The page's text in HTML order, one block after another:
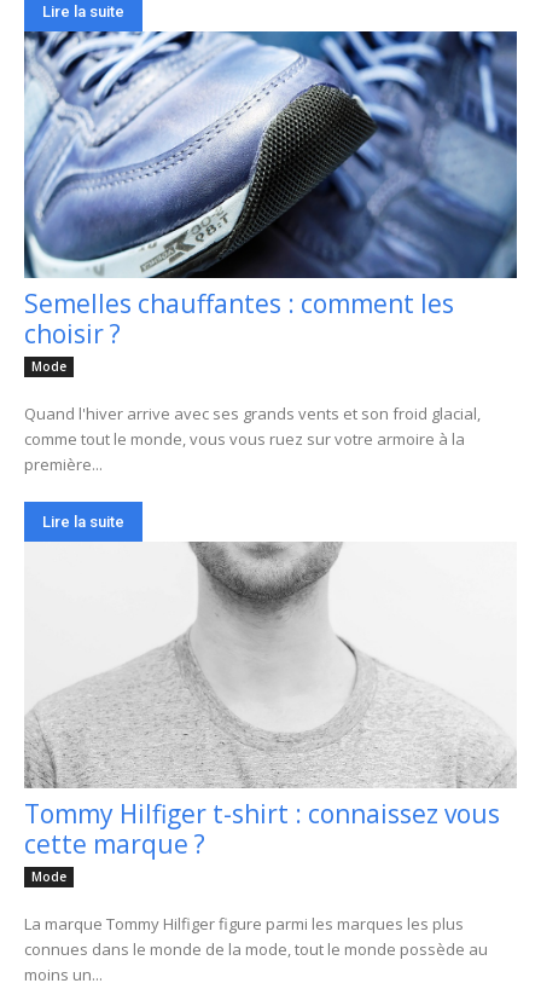
Lire la suite
Semelles chauffantes : comment les
choisir ?
Mode
Quand l'hiver arrive avec ses grands vents et son froid glacial,
comme tout le monde, vous vous ruez sur votre armoire à la
première...
Lire la suite
Tommy Hilfiger t-shirt : connaissez vous
cette marque ?
Mode
La marque Tommy Hilfiger figure parmi les marques les plus
connues dans le monde de la mode, tout le monde possède au
moins un...